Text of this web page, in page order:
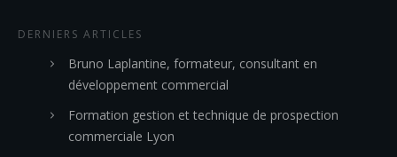
DERNIERS ARTICLES
Bruno Laplantine, formateur, consultant en
développement commercial
Formation gestion et technique de prospection
commerciale Lyon